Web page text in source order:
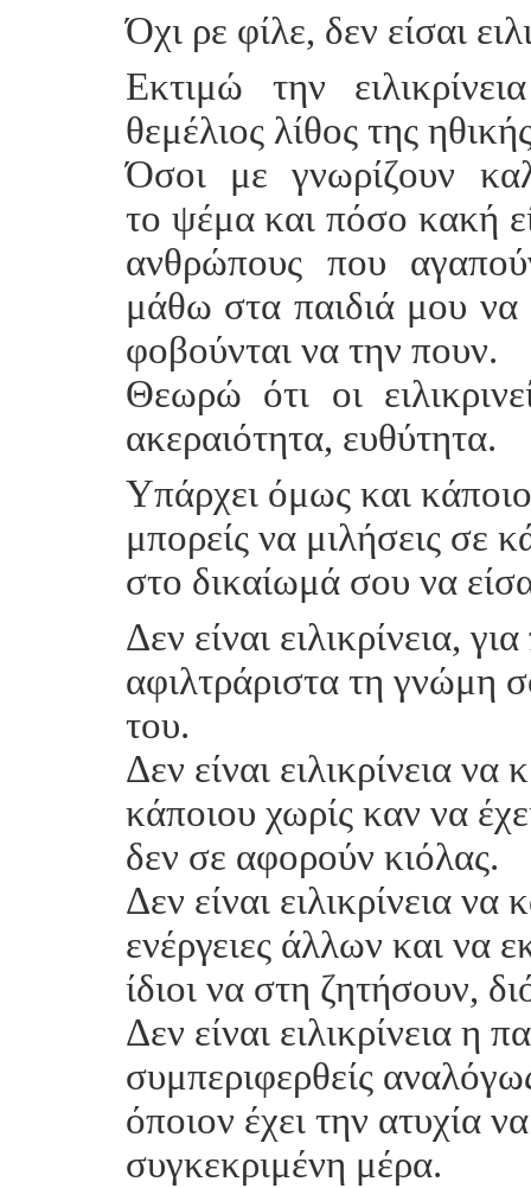
Όχι ρε φίλε, δεν είσαι
Εκτιμώ την
θεμέλιος λίθος της
Όσοι με γνωρίζουν
το ψέμα και πόσο κακή
ανθρώπους που
μάθω στα παιδιά μου
φοβούνται να την πουν.
Θεωρώ ότι οι
ακεραιότητα, ευθύτητα.
Υπάρχει όμως και
μπορείς να μιλήσεις σε
στο δικαίωμά σου να
Δεν είναι ειλικρίνεια,
αφιλτράριστα τη γνώμη
του.
Δεν είναι ειλικρίνεια να
κάποιου χωρίς καν να
δεν σε αφορούν κιόλας.
Δεν είναι ειλικρίνεια να
ενέργειες άλλων και να
ίδιοι να στη ζητήσουν,
Δεν είναι ειλικρίνεια η
συμπεριφερθείς
όποιον έχει την ατυχία
συγκεκριμένη μέρα.